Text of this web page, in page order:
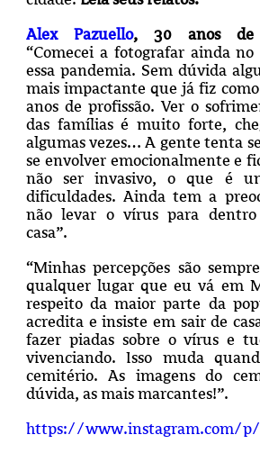
Alex Pazuello, 30 anos de
“Comecei a fotografar ainda no
essa pandemia. Sem dúvida
mais impactante que já fiz
anos de profissão. Ver o
das famílias é muito forte,
algumas vezes…A gente tenta
se envolver emocionalmente e
não ser invasivo, o que é
dificuldades. Ainda tem a
não levar o vírus para
casa”.
“Minhas percepções são
qualquer lugar que eu vá em
respeito da maior parte da
acredita e insiste em sair de
fazer piadas sobre o vírus e
vivenciando. Isso muda
cemitério. As imagens do
dúvida, as mais marcantes!”.
https://www.instagram.com/p/